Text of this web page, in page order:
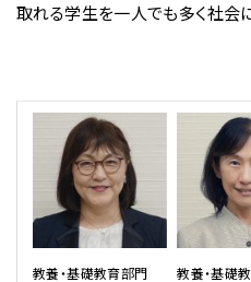
取れる学生を一人でも多く社会
教養・基礎教育部門
教養・基礎